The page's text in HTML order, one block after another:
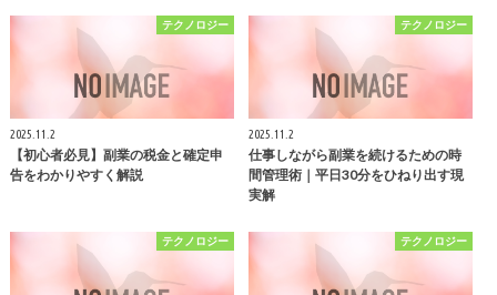
テクノロジー
2025.11.2
【初心者必見】副業の税金と確定申
告をわかりやすく解説
テクノロジー
2025.11.2
仕事しながら副業を続けるための時
間管理術｜平日30分をひねり出す現
実解
テクノロジー テクノロジー